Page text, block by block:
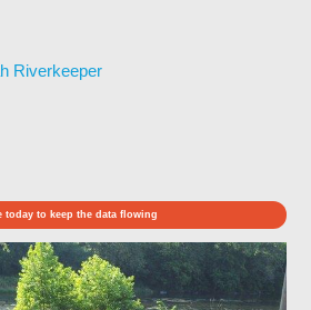
Riverkeeper
today to keep the data flowing